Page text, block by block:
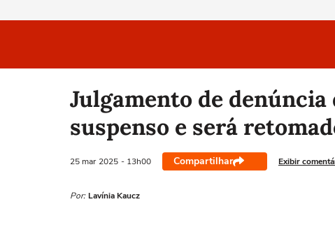
Julgamento de denúncia
suspenso e será
25 mar 2025 - 13h00 Compartilhar Exibir
Por: Lavínia Kaucz